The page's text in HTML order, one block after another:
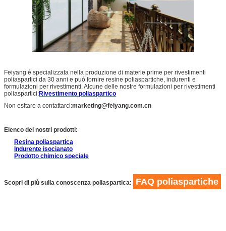
Feiyang è specializzata nella produzione di materie prime per rivestimenti
poliaspartici da 30 anni e può fornire resine poliaspartiche, indurenti e
formulazioni per rivestimenti. Alcune delle nostre formulazioni per rivestimenti
poliaspartici:Rivestimento poliaspartico
Non esitare a contattarci:marketing@feiyang.com.cn
Elenco dei nostri prodotti:
Resina poliaspartica
Indurente isocianato
Prodotto chimico speciale
Scopri di più sulla conoscenza poliaspartica: FAQ poliaspartiche